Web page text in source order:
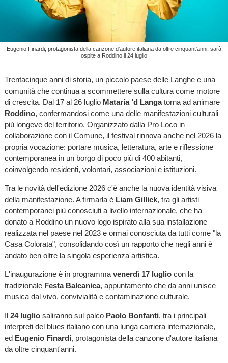
Eugenio Finardi, protagonista della canzone d'autore italiana da oltre cinquant'anni, sarà
ospite a Roddino il 24 luglio
Trentacinque anni di storia, un piccolo paese delle Langhe e una
comunità che continua a scommettere sulla cultura come motore
di crescita. Dal 17 al 26 luglio Mataria ’d Langatorna ad animare
Roddino, confermandosi come una delle manifestazioni culturali
più longeve del territorio. Organizzato dalla Pro Loco in
collaborazione con il Comune, il festival rinnova anche nel 2026 la
propria vocazione: portare musica, letteratura, arte e riflessione
contemporanea in un borgo di poco più di 400 abitanti,
coinvolgendo residenti, volontari, associazioni e istituzioni.
Tra le novità dell'edizione 2026 c'è anche la nuova identità visiva
della manifestazione. A firmarla è Liam Gillick, tra gli artisti
contemporanei più conosciuti a livello internazionale, che ha
donato a Roddino un nuovo logo ispirato alla sua installazione
realizzata nel paese nel 2023 e ormai conosciuta da tutti come "la
Casa Colorata", consolidando così un rapporto che negli anni è
andato ben oltre la singola esperienza artistica.
L'inaugurazione è in programma venerdì 17 lugliocon la
tradizionale Festa Balcanica, appuntamento che da anni unisce
musica dal vivo, convivialità e contaminazione culturale.
Il 24 lugliosaliranno sul palco Paolo Bonfanti, tra i principali
interpreti del blues italiano con una lunga carriera internazionale,
ed Eugenio Finardi, protagonista della canzone d'autore italiana
da oltre cinquant'anni.